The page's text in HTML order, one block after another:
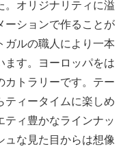
。オリジナリティに溢
ーションで作ることが
ガルの職人により一本
ます。ヨーロッパをは
カトラリーです。テー
ティータイムに楽しめ
ティ豊かなラインナッ
ュな見た目からは想像